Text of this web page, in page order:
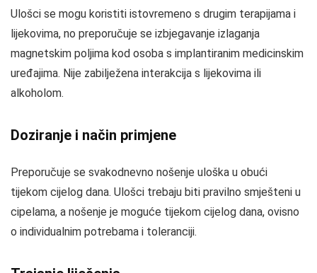
Ulošci se mogu koristiti istovremeno s drugim terapijama i
lijekovima, no preporučuje se izbjegavanje izlaganja
magnetskim poljima kod osoba s implantiranim medicinskim
uređajima. Nije zabilježena interakcija s lijekovima ili
alkoholom.
Doziranje i način primjene
Preporučuje se svakodnevno nošenje uloška u obući
tijekom cijelog dana. Ulošci trebaju biti pravilno smješteni u
cipelama, a nošenje je moguće tijekom cijelog dana, ovisno
o individualnim potrebama i toleranciji.